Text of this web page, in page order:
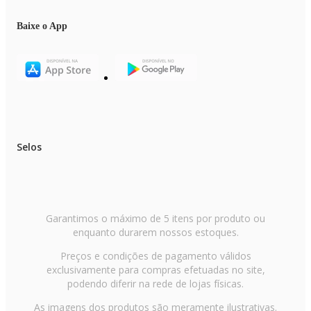
Baixe o App
Selos
Garantimos o máximo de 5 itens por produto ou
enquanto durarem nossos estoques.
Preços e condições de pagamento válidos
exclusivamente para compras efetuadas no site,
podendo diferir na rede de lojas físicas.
As imagens dos produtos são meramente ilustrativas.